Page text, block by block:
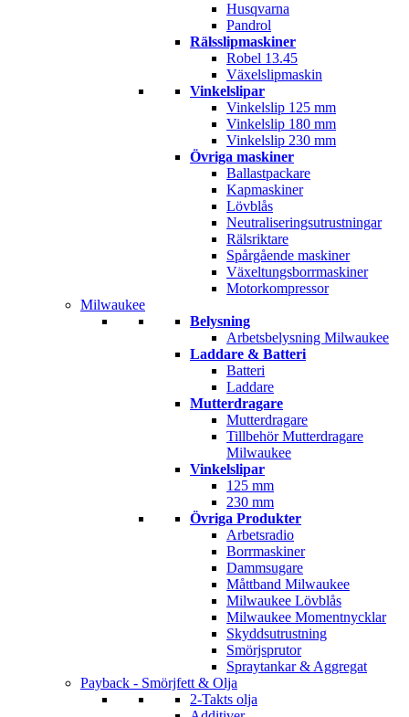
Husqvarna
Pandrol
Rälsslipmaskiner
Robel 13.45
Växelslipmaskin
Vinkelslipar
Vinkelslip 125 mm
Vinkelslip 180 mm
Vinkelslip 230 mm
Övriga maskiner
Ballastpackare
Kapmaskiner
Lövblås
Neutraliseringsutrustningar
Rälsriktare
Spårgående maskiner
Växeltungsborrmaskiner
Motorkompressor
Milwaukee
Belysning
Arbetsbelysning Milwaukee
Laddare & Batteri
Batteri
Laddare
Mutterdragare
Mutterdragare
Tillbehör Mutterdragare
Milwaukee
Vinkelslipar
125 mm
230 mm
Övriga Produkter
Arbetsradio
Borrmaskiner
Dammsugare
Måttband Milwaukee
Milwaukee Lövblås
Milwaukee Momentnycklar
Skyddsutrustning
Smörjsprutor
Spraytankar & Aggregat
Payback - Smörjfett & Olja
2-Takts olja